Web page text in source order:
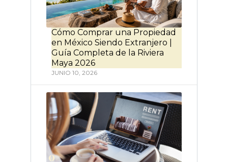
Cómo Comprar una Propiedad
en México Siendo Extranjero |
Guía Completa de la Riviera
Maya 2026
JUNIO 10, 2026